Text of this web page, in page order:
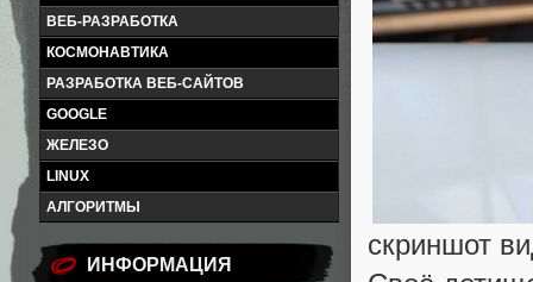
ВЕБ-РАЗРАБОТКА
КОСМОНАВТИКА
РАЗРАБОТКА ВЕБ-САЙТОВ
GOOGLE
ЖЕЛЕЗО
LINUX
АЛГОРИТМЫ
ИНФОРМАЦИЯ
скриншот